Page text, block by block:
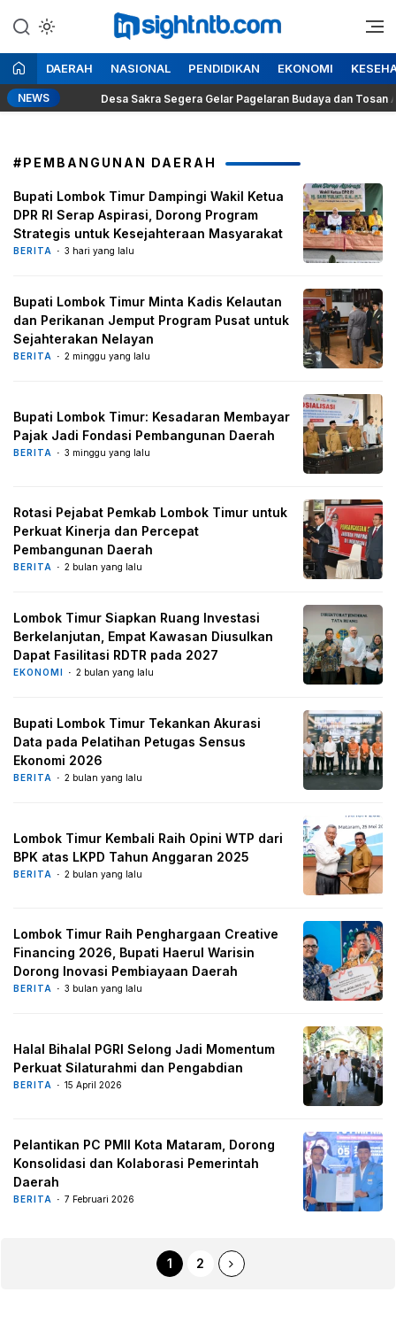
ke
konten
Insight NTB
Berita Seputar NTB
DAERAH NASIONAL PENDIDIKAN EKONOMI
NEWS Desa Sakra Segera Gelar Pagelaran Budaya dan Tosan Aji
#PEMBANGUNAN DAERAH
Bupati Lombok Timur Dampingi Wakil Ketua
DPR RI Serap Aspirasi, Dorong Program
Strategis untuk Kesejahteraan Masyarakat
BERITA 3 hari yang lalu
Bupati Lombok Timur Minta Kadis Kelautan
dan Perikanan Jemput Program Pusat untuk
Sejahterakan Nelayan
BERITA 2 minggu yang lalu
Bupati Lombok Timur: Kesadaran Membayar
Pajak Jadi Fondasi Pembangunan Daerah
BERITA 3 minggu yang lalu
Rotasi Pejabat Pemkab Lombok Timur untuk
Perkuat Kinerja dan Percepat
Pembangunan Daerah
BERITA 2 bulan yang lalu
Lombok Timur Siapkan Ruang Investasi
Berkelanjutan, Empat Kawasan Diusulkan
Dapat Fasilitasi RDTR pada 2027
EKONOMI 2 bulan yang lalu
Bupati Lombok Timur Tekankan Akurasi
Data pada Pelatihan Petugas Sensus
Ekonomi 2026
BERITA 2 bulan yang lalu
Lombok Timur Kembali Raih Opini WTP dari
BPK atas LKPD Tahun Anggaran 2025
BERITA 2 bulan yang lalu
Lombok Timur Raih Penghargaan Creative
Financing 2026, Bupati Haerul Warisin
Dorong Inovasi Pembiayaan Daerah
BERITA 3 bulan yang lalu
Halal Bihalal PGRI Selong Jadi Momentum
Perkuat Silaturahmi dan Pengabdian
BERITA 15 April 2026
Pelantikan PC PMII Kota Mataram, Dorong
Konsolidasi dan Kolaborasi Pemerintah
Daerah
BERITA 7 Februari 2026
1 2